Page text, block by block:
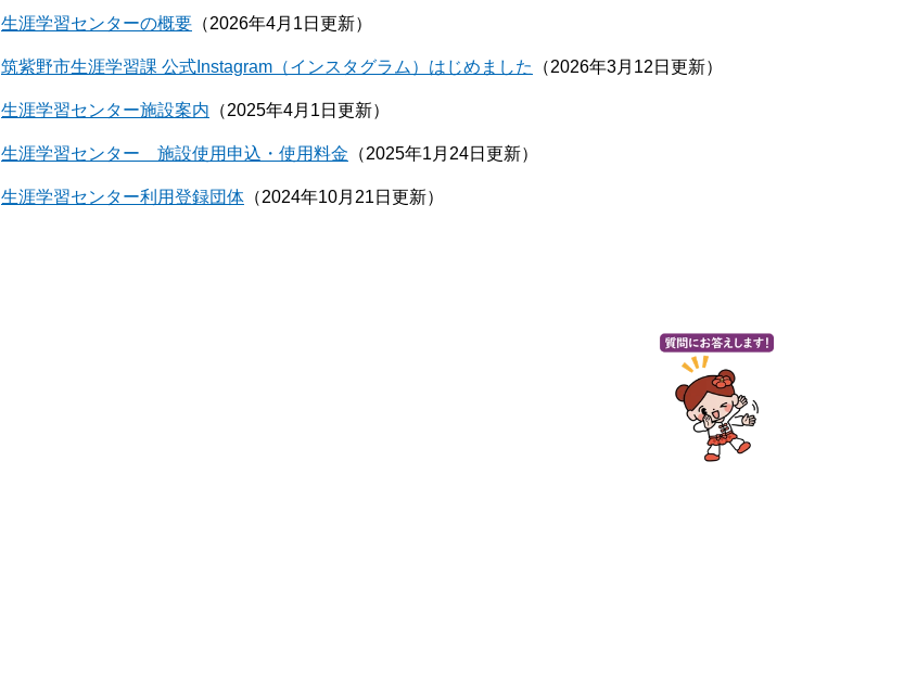
生涯学習センターの概要 （2026年4月1日更新）
筑紫野市生涯学習課 公式Instagram（インスタグラム）はじめました （2026年3月12日更新）
生涯学習センター施設案内 （2025年4月1日更新）
生涯学習センター 施設使用申込・使用料金 （2025年1月24日更新）
生涯学習センター利用登録団体 （2024年10月21日更新）